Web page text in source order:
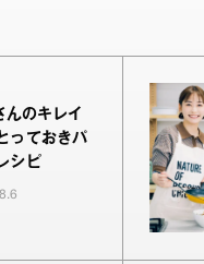
のキレイ
っておきパ
シピ